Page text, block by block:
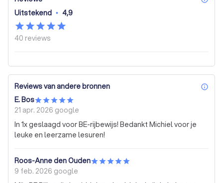
Uitstekend • 4,9
40 reviews
Reviews van andere bronnen
E. Bos
21 apr. 2026 google
In 1x geslaagd voor BE-rijbewijs! Bedankt Michiel voor je
leuke en leerzame lesuren!
Roos-Anne den Ouden
9 feb. 2026 google